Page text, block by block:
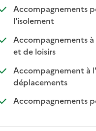
Accompagnements
l'isolement: disponible
: non disponible
Accompagnements
et de loisirs: disponible
: non disponible
Accompagnement à
déplacements: disponible
: non
Accompagnements